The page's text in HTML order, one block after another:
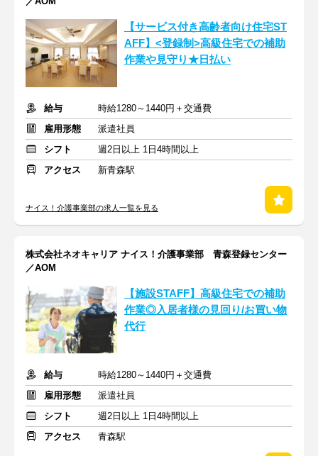
【サービス付き高齢者向け住宅ST
AFF】<登録制>高級住宅での補助
作業や見守り★日払い
給与
時給1280～1440円＋交通費
雇用形態
派遣社員
シフト
週2日以上 1日4時間以上
アクセス
新青森駅
ナイス！介護事業部の求人一覧を見る
株式会社ネオキャリア ナイス！介護事業部 青森登録センター
／AOM
【施設STAFF】高級住宅での補助
作業◎入居者様の見回り/お買い物
代行
給与
時給1280～1440円＋交通費
雇用形態
派遣社員
シフト
週2日以上 1日4時間以上
アクセス
青森駅